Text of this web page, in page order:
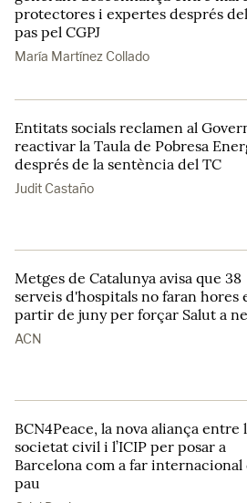
protectores i expertes després
pas pel CGPJ
María Martínez Collado
Entitats socials reclamen al
reactivar la Taula de Pobresa
després de la sentència del TC
Judit Castaño
Metges de Catalunya avisa que 38
serveis d'hospitals no faran hores
partir de juny per forçar Salut a
ACN
BCN4Peace, la nova aliança entre
societat civil i l’ICIP per posar a
Barcelona com a far internacional
pau